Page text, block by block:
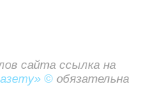
сайта ссылка на
© обязательна